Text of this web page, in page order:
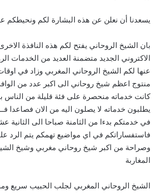
يسعدنا أن نعلن عن هذه البشارة لكم ونحيطكم
بان الشيخ الروحاني يفتح لكم هذه النافذة
الاكتروني الجديد متضمنة العديد من الخدمات
عنها لكم الشيخ الروحاني المغربي وزاد في
منتوج اعظم شيخ روحاني الى اكبر عدد من
كانت خدماته منحصرة على فئة قليلة من الناس
يطلبون خدماته لا يصلون اليه من الان فصاعدا
في خدمتكم بدءا من الثامنة صباحا الى الثانية
فاستفساراتكم في اي مواضيع تهمكم يتم الرد
وصراحة من اكبر شيخ روحاني مغربي وشيخ
المغاربة
الشيخ الروحاني المغربي لجلب الحبيب سريع